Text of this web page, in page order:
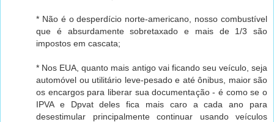
* Não é o desperdício norte-americano, nosso combustível
que é absurdamente sobretaxado e mais de 1/3 são
impostos em cascata;
* Nos EUA, quanto mais antigo vai ficando seu veículo, seja
automóvel ou utilitário leve-pesado e até ônibus, maior são
os encargos para liberar sua documentação - é como se o
IPVA e Dpvat deles fica mais caro a cada ano para
desestimular principalmente continuar usando veículos